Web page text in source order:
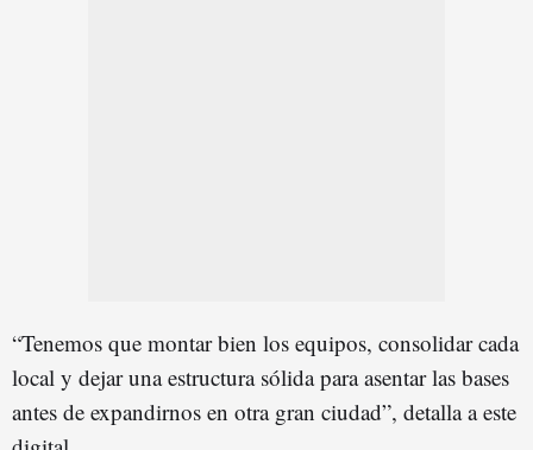
“Tenemos que montar bien los equipos, consolidar cada
local y dejar una estructura sólida para asentar las bases
antes de expandirnos en otra gran ciudad”, detalla a este